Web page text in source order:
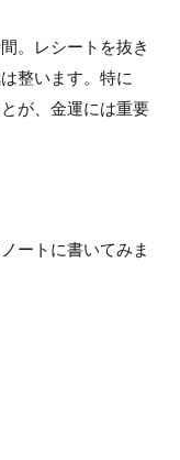
。レシートを抜き
整います。特に
が、金運には重要
ートに書いてみま